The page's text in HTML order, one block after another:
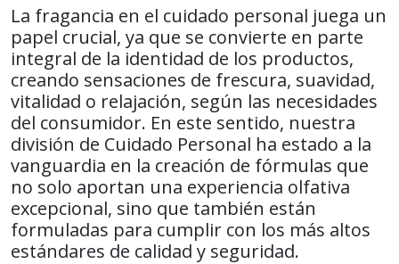
La fragancia en el cuidado personal juega un
papel crucial, ya que se convierte en parte
integral de la identidad de los productos,
creando sensaciones de frescura, suavidad,
vitalidad o relajación, según las necesidades
del consumidor. En este sentido, nuestra
división de Cuidado Personal ha estado a la
vanguardia en la creación de fórmulas que
no solo aportan una experiencia olfativa
excepcional, sino que también están
formuladas para cumplir con los más altos
estándares de calidad y seguridad.